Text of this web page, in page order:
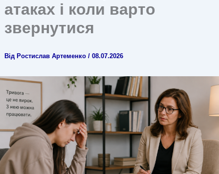
атаках і коли варто
звернутися
Від Ростислав Артеменко / 08.07.2026